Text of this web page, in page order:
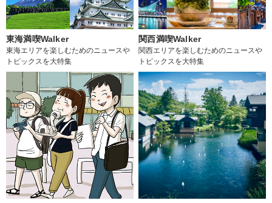
東海満喫Walker
東海エリアを楽しむためのニュースや
トピックスを大特集
関西満喫Walker
関西エリアを楽しむためのニュースや
トピックスを大特集